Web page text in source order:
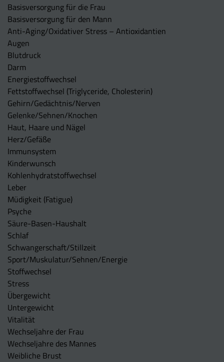
Basisversorgung für die Frau
Basisversorgung für den Mann
Anti-Aging/Oxidativer Stress – Antioxidantien
Augen
Blutdruck
Darm
Energiestoffwechsel
Fettstoffwechsel (Triglyceride, Cholesterin)
Gehirn/Gedächtnis/Nerven
Gelenke/Sehnen/Knochen
Haut, Haare und Nägel
Herz/Gefäße
Immunsystem
Kinderwunsch
Kohlenhydratstoffwechsel
Leber
Müdigkeit (Fatigue)
Psyche
Säure-Basen-Haushalt
Schlaf
Schwangerschaft/Stillzeit
Sport/Muskulatur/Sehnen/Energie
Stoffwechsel
Stress
Übergewicht
Untergewicht
Vitalität
Wechseljahre der Frau
Wechseljahre des Mannes
Weibliche Brust